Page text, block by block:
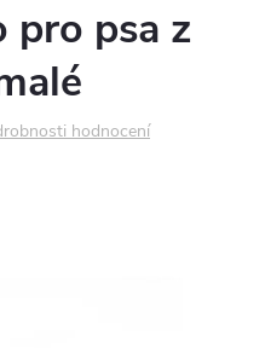
pro psa z
hodnocení